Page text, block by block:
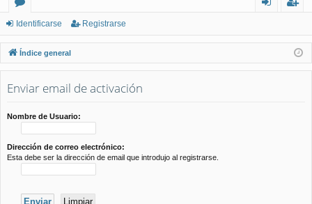
or
os
nt
ifi
ist
ra
Identificarse Registrarse
Índice general
Enviar email de activación
Nombre de Usuario:
Dirección de correo electrónico:
Esta debe ser la dirección de email que introdujo al registrarse.